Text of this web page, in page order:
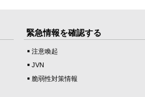
緊急情報を確認する
注意喚起
JVN
脆弱性対策情報